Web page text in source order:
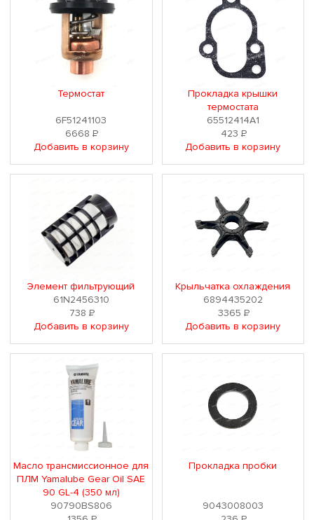
Термостат
6F51241103
6668Р
Добавить в корзину
Прокладка крышки
термостата
65512414A1
423 Р
Добавить в корзину
Элемент фильтрующий
61N2456310
738 Р
Добавить в корзину
Крыльчатка охлаждения
6894435202
3365 Р
Добавить в корзину
Масло трансмиссионное для
ПЛМ Yamalube Gear Oil SAE
90 GL-4 (350 мл)
90790BS806
Прокладка пробки
9043008003